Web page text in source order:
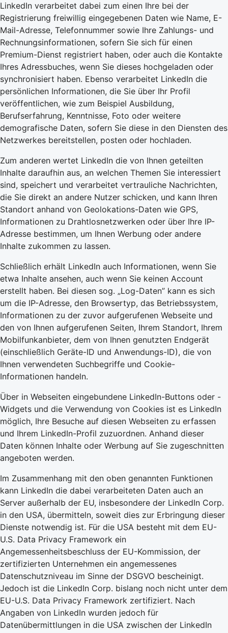
LinkedIn verarbeitet dabei zum einen Ihre bei der
Registrierung freiwillig eingegebenen Daten wie Name, E-
Mail-Adresse, Telefonnummer sowie Ihre Zahlungs- und
Rechnungsinformationen, sofern Sie sich für einen
Premium-Dienst registriert haben, oder auch die Kontakte
Ihres Adressbuches, wenn Sie dieses hochgeladen oder
synchronisiert haben. Ebenso verarbeitet LinkedIn die
persönlichen Informationen, die Sie über Ihr Profil
veröffentlichen, wie zum Beispiel Ausbildung,
Berufserfahrung, Kenntnisse, Foto oder weitere
demografische Daten, sofern Sie diese in den Diensten des
Netzwerkes bereitstellen, posten oder hochladen.
Zum anderen wertet LinkedIn die von Ihnen geteilten
Inhalte daraufhin aus, an welchen Themen Sie interessiert
sind, speichert und verarbeitet vertrauliche Nachrichten,
die Sie direkt an andere Nutzer schicken, und kann Ihren
Standort anhand von Geolokations-Daten wie GPS,
Informationen zu Drahtlosnetzwerken oder über Ihre IP-
Adresse bestimmen, um Ihnen Werbung oder andere
Inhalte zukommen zu lassen.
Schließlich erhält LinkedIn auch Informationen, wenn Sie
etwa Inhalte ansehen, auch wenn Sie keinen Account
erstellt haben. Bei diesen sog. „Log-Daten” kann es sich
um die IP-Adresse, den Browsertyp, das Betriebssystem,
Informationen zu der zuvor aufgerufenen Webseite und
den von Ihnen aufgerufenen Seiten, Ihrem Standort, Ihrem
Mobilfunkanbieter, dem von Ihnen genutzten Endgerät
(einschließlich Geräte-ID und Anwendungs-ID), die von
Ihnen verwendeten Suchbegriffe und Cookie-
Informationen handeln.
Über in Webseiten eingebundene LinkedIn-Buttons oder -
Widgets und die Verwendung von Cookies ist es LinkedIn
möglich, Ihre Besuche auf diesen Webseiten zu erfassen
und Ihrem LinkedIn-Profil zuzuordnen. Anhand dieser
Daten können Inhalte oder Werbung auf Sie zugeschnitten
angeboten werden.
Im Zusammenhang mit den oben genannten Funktionen
kann LinkedIn die dabei verarbeiteten Daten auch an
Server außerhalb der EU, insbesondere der LinkedIn Corp.
in den USA, übermitteln, soweit dies zur Erbringung dieser
Dienste notwendig ist. Für die USA besteht mit dem EU-
U.S. Data Privacy Framework ein
Angemessenheitsbeschluss der EU-Kommission, der
zertifizierten Unternehmen ein angemessenes
Datenschutzniveau im Sinne der DSGVO bescheinigt.
Jedoch ist die LinkedIn Corp. bislang noch nicht unter dem
EU-U.S. Data Privacy Framework zertifiziert. Nach
Angaben von LinkedIn wurden jedoch für
Datenübermittlungen in die USA zwischen der LinkedIn